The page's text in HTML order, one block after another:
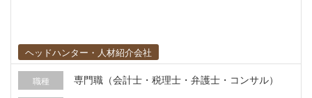
ヘッドハンター・人材紹介会社
職種 専門職（会計士・税理士・弁護士・コンサル）